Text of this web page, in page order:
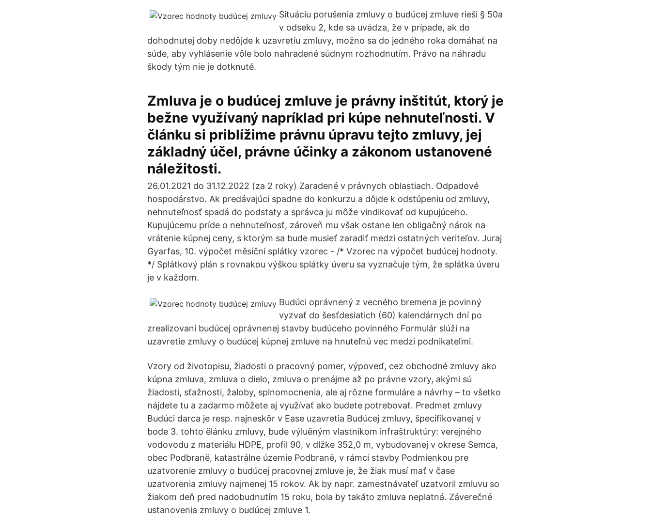
Situáciu porušenia zmluvy o budúcej zmluve rieši § 50a
v odseku 2, kde sa uvádza, že v prípade, ak do
dohodnutej doby nedôjde k uzavretiu zmluvy, možno sa do jedného roka domáhať na
súde, aby vyhlásenie vôle bolo nahradené súdnym rozhodnutím. Právo na náhradu
škody tým nie je dotknuté.
Zmluva je o budúcej zmluve je právny inštitút, ktorý je
bežne využívaný napríklad pri kúpe nehnuteľnosti. V
článku si priblížime právnu úpravu tejto zmluvy, jej
základný účel, právne účinky a zákonom ustanovené
náležitosti.
26.01.2021 do 31.12.2022 (za 2 roky) Zaradené v právnych oblastiach. Odpadové
hospodárstvo. Ak predávajúci spadne do konkurzu a dôjde k odstúpeniu od zmluvy,
nehnuteľnosť spadá do podstaty a správca ju môže vindikovať od kupujúceho.
Kupujúcemu príde o nehnuteľnosť, zároveň mu však ostane len obligačný nárok na
vrátenie kúpnej ceny, s ktorým sa bude musieť zaradiť medzi ostatných veriteľov. Juraj
Gyarfas, 10. výpočet měsíční splátky vzorec - /* Vzorec na výpočet budúcej hodnoty.
*/ Splátkový plán s rovnakou výškou splátky úveru sa vyznačuje tým, že splátka úveru
je v každom.
Budúci oprávnený z vecného bremena je povinný
vyzvať do šesťdesiatich (60) kalendárnych dní po
zrealizovaní budúcej oprávnenej stavby budúceho povinného Formulár slúži na
uzavretie zmluvy o budúcej kúpnej zmluve na hnuteľnú vec medzi podnikateľmi.
Vzory od životopisu, žiadosti o pracovný pomer, výpoveď, cez obchodné zmluvy ako
kúpna zmluva, zmluva o dielo, zmluva o prenájme až po právne vzory, akými sú
žiadosti, sťažnosti, žaloby, splnomocnenia, ale aj rôzne formuláre a návrhy – to všetko
nájdete tu a zadarmo môžete aj využívať ako budete potrebovať. Predmet zmluvy
Budúci darca je resp. najneskôr v Ease uzavretia Budúcej zmluvy, špecifikovanej v
bode 3. tohto ëlánku zmluvy, bude výluëným vlastníkom infraštruktúry: verejného
vodovodu z materiálu HDPE, profil 90, v dlžke 352,0 m, vybudovanej v okrese Semca,
obec Podbranë, katastrálne územie Podbranë, v rámci stavby Podmienkou pre
uzatvorenie zmluvy o budúcej pracovnej zmluve je, že žiak musí mať v čase
uzatvorenia zmluvy najmenej 15 rokov. Ak by napr. zamestnávateľ uzatvoril zmluvu so
žiakom deň pred nadobudnutím 15 roku, bola by takáto zmluva neplatná. Záverečné
ustanovenia zmluvy o budúcej zmluve 1.